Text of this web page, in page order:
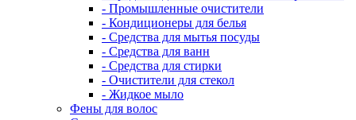
- Промышленные очистители
- Кондиционеры для белья
- Средства для мытья посуды
- Средства для ванн
- Средства для стирки
- Очистители для стекол
- Жидкое мыло
Фены для волос